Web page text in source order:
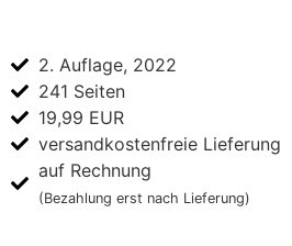
2. Auflage, 2022
241 Seiten
19,99 EUR
versandkostenfreie Lieferung
auf Rechnung
(Bezahlung erst nach Lieferung)